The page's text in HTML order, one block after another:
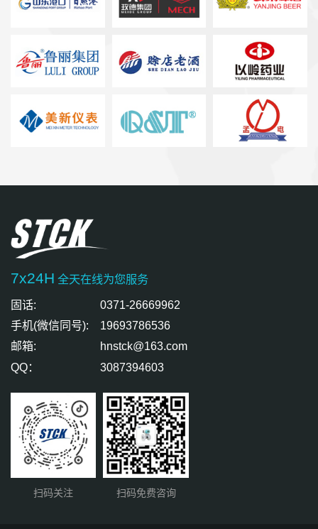
7x24H 全天在线为您服务
固话:
0371-26669962
手机(微信同号):
19693786536
邮箱:
hnstck@163.com
QQ：
3087394603
扫码关注 扫码免费咨询